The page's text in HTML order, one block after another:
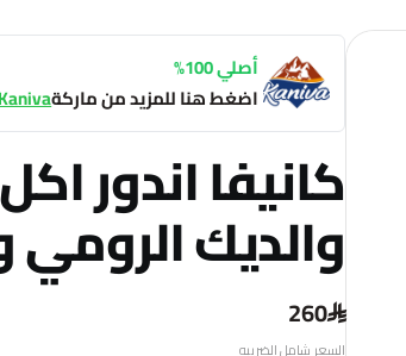
أصلي 100%
اضغط هنا للمزيد من ماركة
كانيفا اندور
والديك الرومي
260
السعر شامل الضريبه